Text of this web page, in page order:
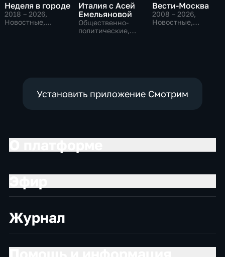
Неделя в городе
2018 – 2026,
Новостные,
Италия с Асей
Емельяновой
Общественно-
политические,
Вести-Москва
2008 – 2026,
Новостные,
Установить приложение Смотрим
Журнал